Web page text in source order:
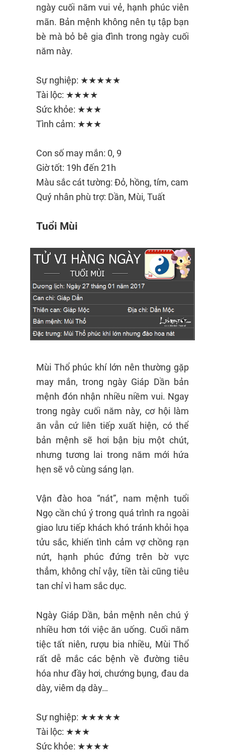
ngày cuối năm vui vẻ, hạnh phúc viên
mãn. Bản mệnh không nên tụ tập bạn
bè mà bỏ bê gia đình trong ngày cuối
năm này.
Sự nghiệp: ★★★★★
Tài lộc: ★★★★
Sức khỏe: ★★★
Tình cảm: ★★★
Con số may mắn: 0, 9
Giờ tốt: 19h đến 21h
Màu sắc cát tường: Đỏ, hồng, tím, cam
Quý nhân phù trợ: Dần, Mùi, Tuất
Tuổi Mùi
Mùi Thổ phúc khí lớn nên thường gặp
may mắn, trong ngày Giáp Dần bản
mệnh đón nhận nhiều niềm vui. Ngay
trong ngày cuối năm này, cơ hội làm
ăn vẫn cứ liên tiếp xuất hiện, có thể
bản mệnh sẽ hơi bận bịu một chút,
nhưng tương lai trong năm mới hứa
hẹn sẽ vô cùng sáng lạn.
Vận đào hoa “nát”, nam mệnh tuổi
Ngọ cần chú ý trong quá trình ra ngoài
giao lưu tiếp khách khó tránh khỏi họa
tửu sắc, khiến tình cảm vợ chồng rạn
nứt, hạnh phúc đứng trên bờ vực
thẳm, không chỉ vậy, tiền tài cũng tiêu
tan chỉ vì ham sắc dục.
Ngày Giáp Dần, bản mệnh nên chú ý
nhiều hơn tới việc ăn uống. Cuối năm
tiệc tất niên, rượu bia nhiều, Mùi Thổ
rất dễ mắc các bệnh về đường tiêu
hóa như đầy hơi, chướng bụng, đau da
dày, viêm dạ dày…
Sự nghiệp: ★★★★★
Tài lộc: ★★★
Sức khỏe: ★★★★